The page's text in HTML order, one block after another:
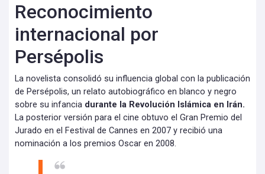
Reconocimiento
internacional por
Persépolis
La novelista consolidó su influencia global con la publicación
de Persépolis, un relato autobiográfico en blanco y negro
sobre su infancia durante la Revolución Islámica en Irán.
La posterior versión para el cine obtuvo el Gran Premio del
Jurado en el Festival de Cannes en 2007 y recibió una
nominación a los premios Oscar en 2008.